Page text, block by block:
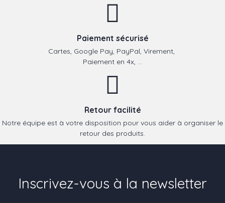
Paiement sécurisé
Cartes, Google Pay, PayPal, Virement,
Paiement en 4x, ...
Retour facilité
Notre équipe est à votre disposition pour vous aider à organiser le
retour des produits.
Inscrivez-vous à la newsletter